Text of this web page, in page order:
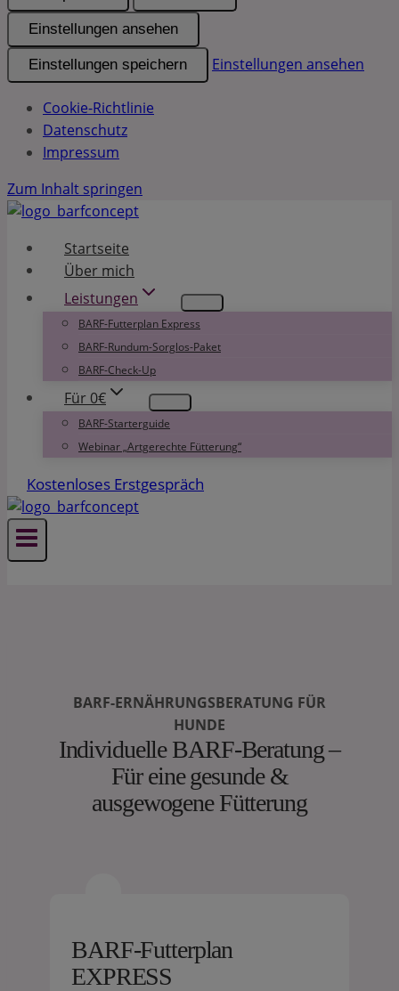
Einstellungen ansehen
Einstellungen speichern Einstellungen ansehen
Cookie-Richtlinie
Datenschutz
Impressum
Zum Inhalt springen
Startseite
Über mich
Leistungen
BARF-Futterplan Express
BARF-Rundum-Sorglos-Paket
BARF-Check-Up
Für 0€
BARF-Starterguide
Webinar „Artgerechte Fütterung“
Kostenloses Erstgespräch
BARF-ERNÄHRUNGSBERATUNG FÜR
HUNDE
Individuelle BARF-Beratung –
Für eine gesunde &
ausgewogene Fütterung
BARF-Futterplan
EXPRESS